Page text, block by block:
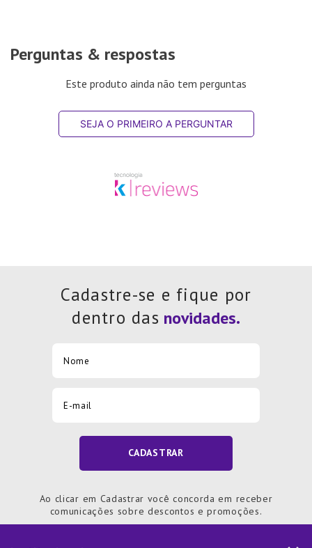
Perguntas & respostas
Este produto ainda não tem perguntas
SEJA O PRIMEIRO A PERGUNTAR
Cadastre-se e fique por
dentro das
CADASTRAR
Ao clicar em Cadastrar você concorda em receber
comunicações sobre descontos e promoções.